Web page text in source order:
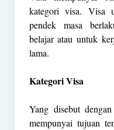
kategori visa. Visa
pendek masa
belajar atau untuk
lama.
Kategori Visa
Yang disebut
mempunyai tujuan